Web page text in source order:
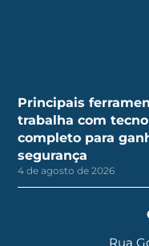
Principais
trabalha com
completo para
segurança
4 de agosto de 2026
Rua